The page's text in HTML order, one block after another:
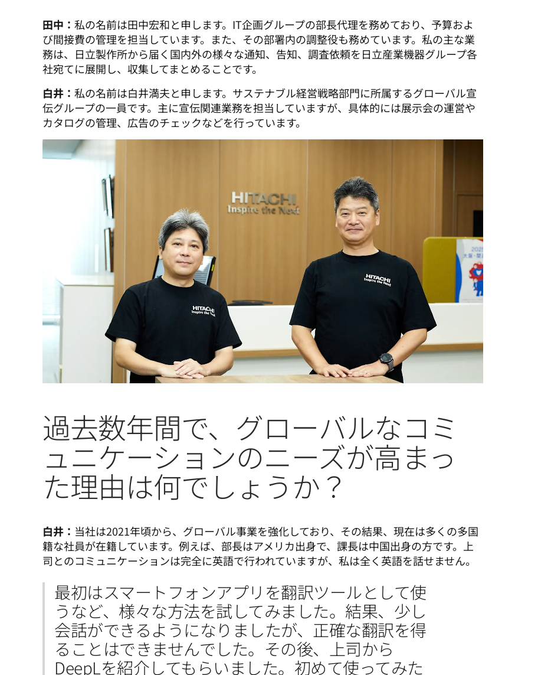
田中： 私の名前は田中宏和と申します。IT企画グループの部長代理を務めており、予算およ
び間接費の管理を担当しています。また、その部署内の調整役も務めています。私の主な業
務は、日立製作所から届く国内外の様々な通知、告知、調査依頼を日立産業機器グループ各
社宛てに展開し、収集してまとめることです。
白井： 私の名前は白井満夫と申します。サステナブル経営戦略部門に所属するグローバル宣
伝グループの一員です。主に宣伝関連業務を担当していますが、具体的には展示会の運営や
カタログの管理、広告のチェックなどを行っています。
過去数年間で、グローバルなコミ
ュニケーションのニーズが高まっ
た理由は何でしょうか？
白井： 当社は2021年頃から、グローバル事業を強化しており、その結果、現在は多くの多国
籍な社員が在籍しています。例えば、部長はアメリカ出身で、課長は中国出身の方です。上
司とのコミュニケーションは完全に英語で行われていますが、私は全く英語を話せません。
最初はスマートフォンアプリを翻訳ツールとして使
うなど、様々な方法を試してみました。結果、少し
会話ができるようになりましたが、正確な翻訳を得
ることはできませんでした。その後、上司から
DeepLを紹介してもらいました。初めて使ってみた